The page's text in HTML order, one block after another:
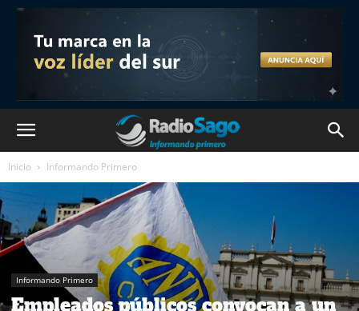
Inicio Informando Primero
Informando Primero
Empleados públicos convocan a un